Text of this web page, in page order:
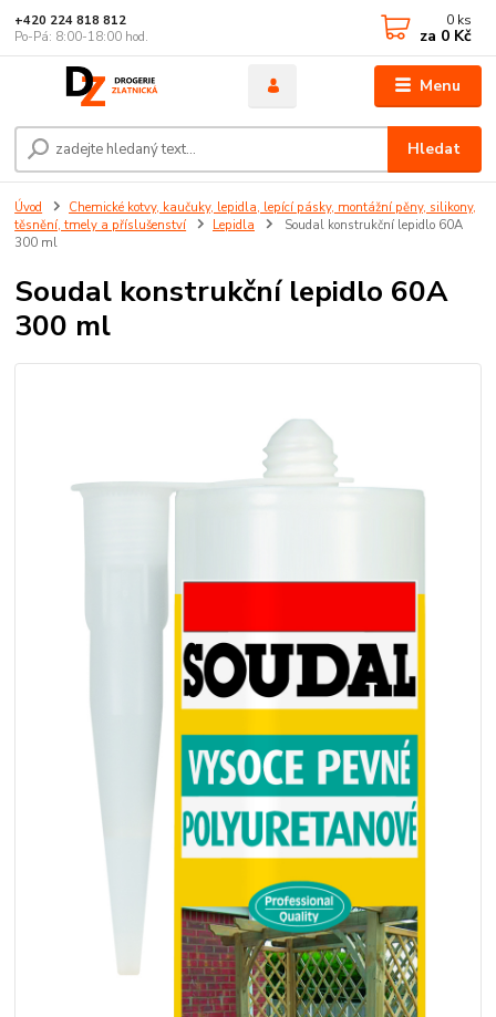
Menu
Hledat
+420 224 818 812
Po-Pá: 8:00-18:00 hod.
0 ks
za 0 Kč
Úvod
Chemické kotvy, kaučuky, lepidla, lepící pásky, montážní pěny, silikony,
těsnění, tmely a příslušenství
Lepidla
Soudal konstrukční lepidlo 60A
300 ml
Soudal konstrukční lepidlo 60A
300 ml